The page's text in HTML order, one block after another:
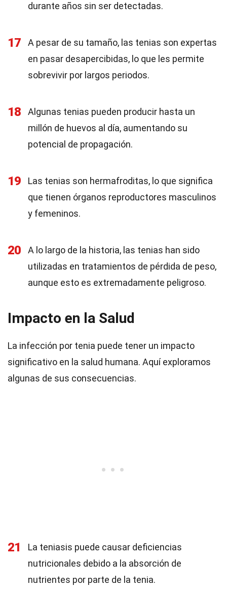
durante años sin ser detectadas.
17
A pesar de su tamaño, las tenias son expertas
en pasar desapercibidas, lo que les permite
sobrevivir por largos periodos.
18
Algunas tenias pueden producir hasta un
millón de huevos al día, aumentando su
potencial de propagación.
19
Las tenias son hermafroditas, lo que significa
que tienen órganos reproductores masculinos
y femeninos.
20
A lo largo de la historia, las tenias han sido
utilizadas en tratamientos de pérdida de peso,
aunque esto es extremadamente peligroso.
Impacto en la Salud
La infección por tenia puede tener un impacto
significativo en la salud humana. Aquí exploramos
algunas de sus consecuencias.
21
La teniasis puede causar deficiencias
nutricionales debido a la absorción de
nutrientes por parte de la tenia.